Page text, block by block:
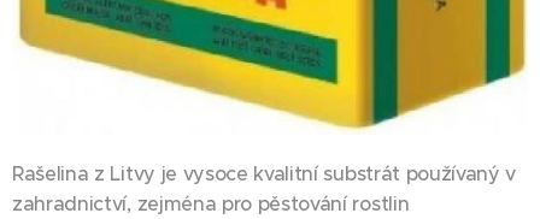
Rašelina z Litvy je vysoce kvalitní substrát používaný v
zahradnictví, zejména pro pěstování rostlin